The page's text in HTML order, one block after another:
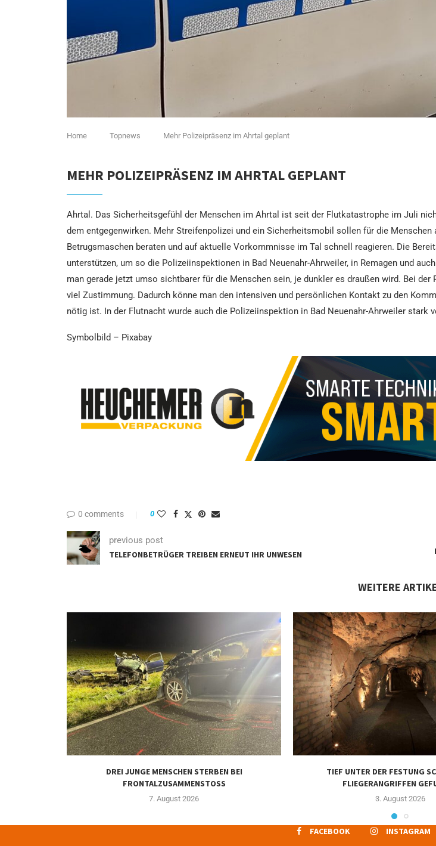
Home Topnews Mehr Polizeipräsenz im Ahrtal geplant
MEHR POLIZEIPRÄSENZ IM AHRTAL GEPLANT
Ahrtal. Das Sicherheitsgefühl der Menschen im Ahrtal ist seit der Flutkatastrophe im Juli
dem entgegenwirken. Mehr Streifenpolizei und ein Sicherheitsmobil sollen für die
Betrugsmaschen beraten und auf aktuelle Vorkommnisse im Tal schnell reagieren. Die
unterstützen, um so die Polizeiinspektionen in Bad Neuenahr-Ahrweiler, in Remagen und
man gerade jetzt umso sichtbarer für die Menschen sein, je dunkler es draußen wird. Bei
viel Zustimmung. Dadurch könne man den intensiven und persönlichen Kontakt zu den
nötig ist. In der Flutnacht wurde auch die Polizeiinspektion in Bad Neuenahr-Ahrweiler stark
Symbolbild – Pixabay
0 comments 0
previous post
TELEFONBETRÜGER TREIBEN ERNEUT IHR UNWESEN
WEITERE
DREI JUNGE MENSCHEN STERBEN BEI
FRONTALZUSAMMENSTOSS
7. August 2026
TIEF UNTER DER FESTUNG
FLIEGERANGRIFFEN
3. August 2026
FACEBOOK INSTAGRAM